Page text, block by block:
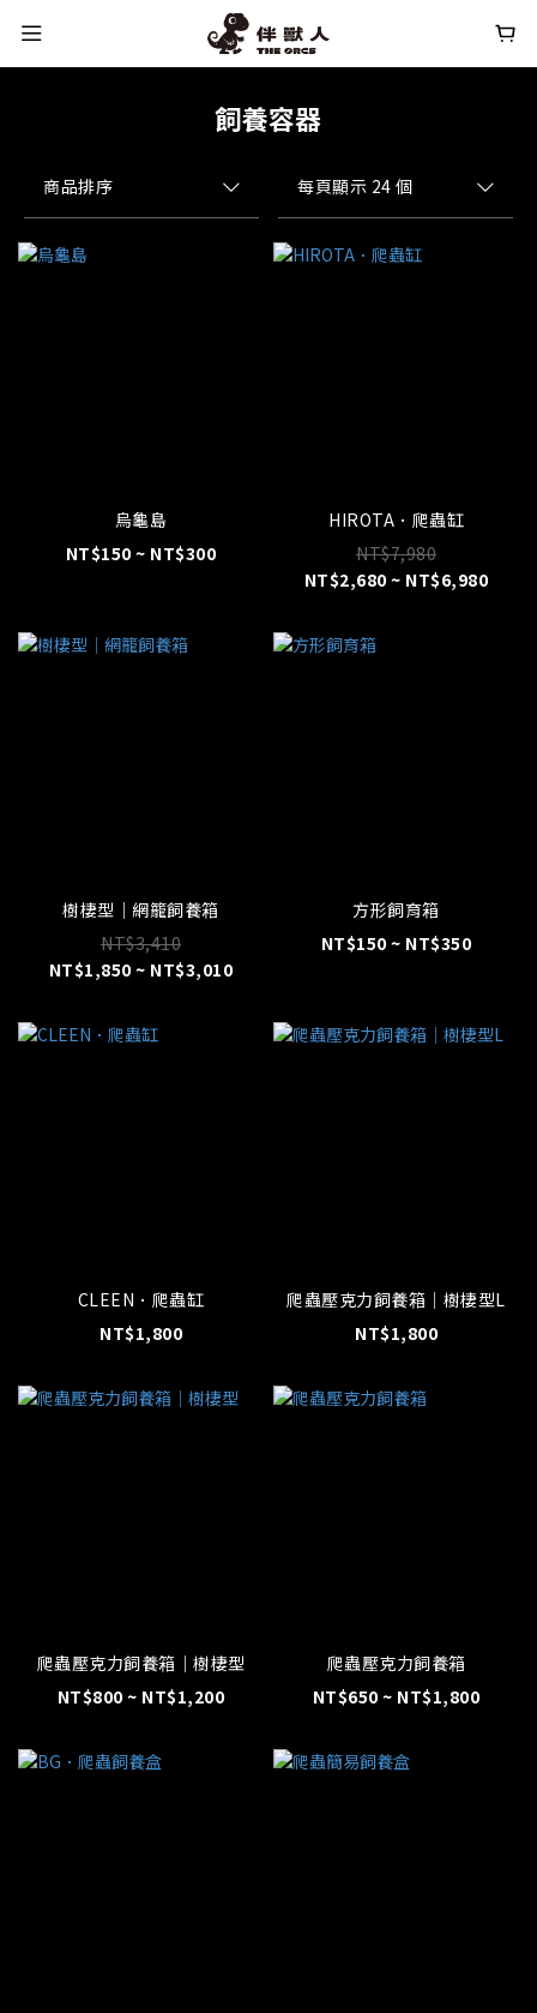
飼養容器
商品排序 每頁顯示 24 個
烏龜島
NT$150 ~ NT$300
HIROTA．爬蟲缸
NT$7,980
NT$2,680 ~ NT$6,980
樹棲型｜網籠飼養箱
NT$3,410
NT$1,850 ~ NT$3,010
方形飼育箱
NT$150 ~ NT$350
CLEEN．爬蟲缸
NT$1,800
爬蟲壓克力飼養箱｜樹棲型L
NT$1,800
爬蟲壓克力飼養箱｜樹棲型
NT$800 ~ NT$1,200
爬蟲壓克力飼養箱
NT$650 ~ NT$1,800